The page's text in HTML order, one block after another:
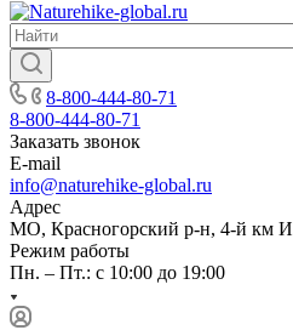
8-800-444-80-71
8-800-444-80-71
Заказать звонок
E-mail
info@naturehike-global.ru
Адрес
МО, Красногорский р-н, 4-й км
Режим работы
Пн. – Пт.: с 10:00 до 19:00